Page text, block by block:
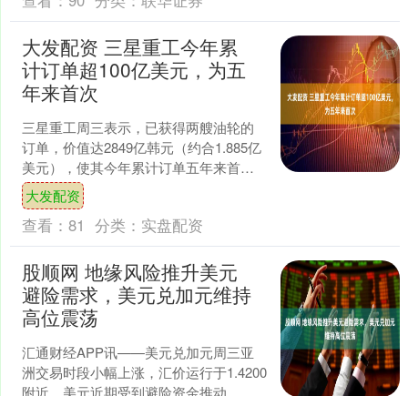
大发配资 三星重工今年累
计订单超100亿美元，为五
年来首次
三星重工周三表示，已获得两艘油轮的
订单，价值达2849亿韩元（约合1.885亿
美元），使其今年累计订单五年来首次
超过100亿美元大关。 这家韩国造船公司
表示，这....
大发配资
查看： 81 分类： 实盘配资
股顺网 地缘风险推升美元
避险需求，美元兑加元维持
高位震荡
汇通财经APP讯——美元兑加元周三亚
洲交易时段小幅上涨，汇价运行于1.4200
附近。美元近期受到避险资金推动，而